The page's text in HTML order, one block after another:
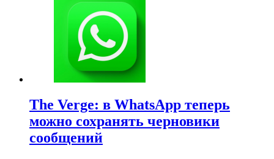
The Verge: в WhatsApp теперь
можно сохранять черновики
сообщений